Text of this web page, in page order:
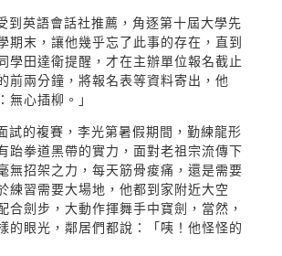
到英語會話社推薦，角逐第十屆大學先
期末，讓他幾乎忘了此事的存在，直到
學田達衛提醒，才在主辦單位報名截止
前兩分鐘，將報名表等資料寄出，他
無心插柳。」
試的複賽，李光第暑假期間，勤練龍形
跆拳道黑帶的實力，面對老祖宗流傳下
無招架之力，每天筋骨痠痛，還是需要
練習需要大場地，他都到家附近大空
合劍步，大動作揮舞手中寶劍，當然，
的眼光，鄰居們都說：「咦！他怪怪的